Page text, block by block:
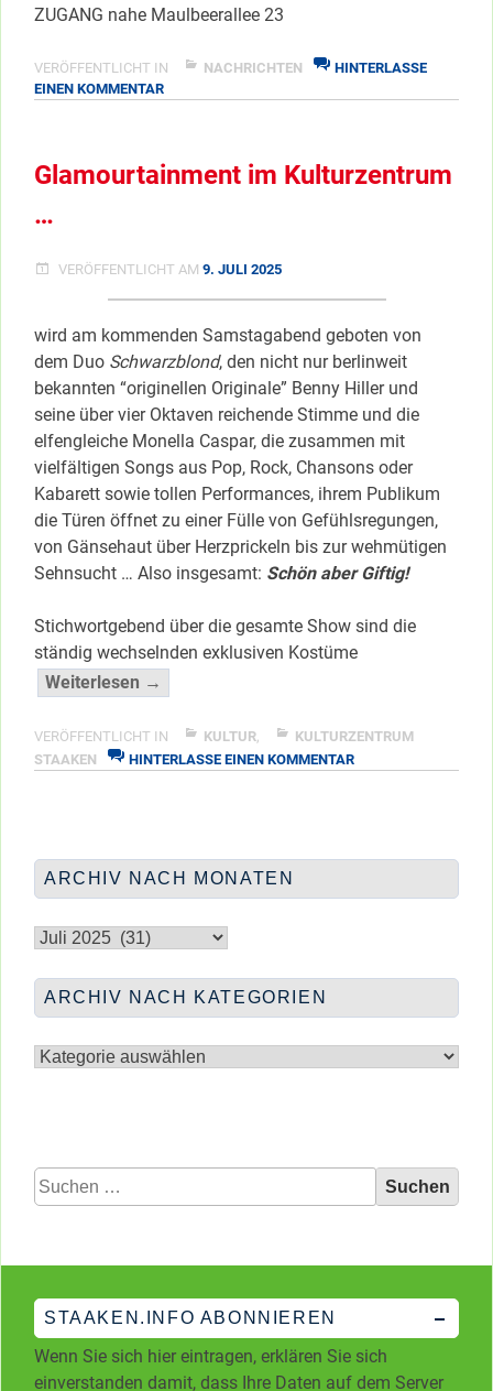
ZUGANG nahe Maulbeerallee 23
VERÖFFENTLICHT IN NACHRICHTEN
HINTERLASSE
EINEN KOMMENTARZU
Glamourtainment im Kulturzentrum
…
VERÖFFENTLICHT AM 9. JULI 2025
wird am kommenden Samstagabend geboten von
dem Duo Schwarzblond, den nicht nur berlinweit
bekannten “originellen Originale” Benny Hiller und
seine über vier Oktaven reichende Stimme und die
elfengleiche Monella Caspar, die zusammen mit
vielfältigen Songs aus Pop, Rock, Chansons oder
Kabarett sowie tollen Performances, ihrem Publikum
die Türen öffnet zu einer Fülle von Gefühlsregungen,
von Gänsehaut über Herzprickeln bis zur wehmütigen
Sehnsucht … Also insgesamt: Schön aber Giftig!
Stichwortgebend über die gesamte Show sind die
ständig wechselnden exklusiven Kostüme
Weiterlesen →
Kulturzentrum
…”
VERÖFFENTLICHT IN KULTUR,
KULTURZENTRUM
STAAKEN
HINTERLASSE EINEN KOMMENTARZU
ARCHIV NACH MONATEN
nach
ARCHIV NACH KATEGORIEN
nach
Suchen
nach:
STAAKEN.INFO ABONNIEREN
Wenn Sie sich hier eintragen, erklären Sie sich
einverstanden damit, dass Ihre Daten auf dem Server